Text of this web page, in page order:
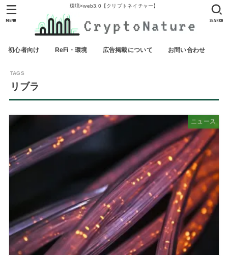
環境×web3.0【クリプトネイチャー】
初心者向け ReFi・環境 広告掲載について お問い合わせ
SEARCH
MENU
リブラ
ニュース